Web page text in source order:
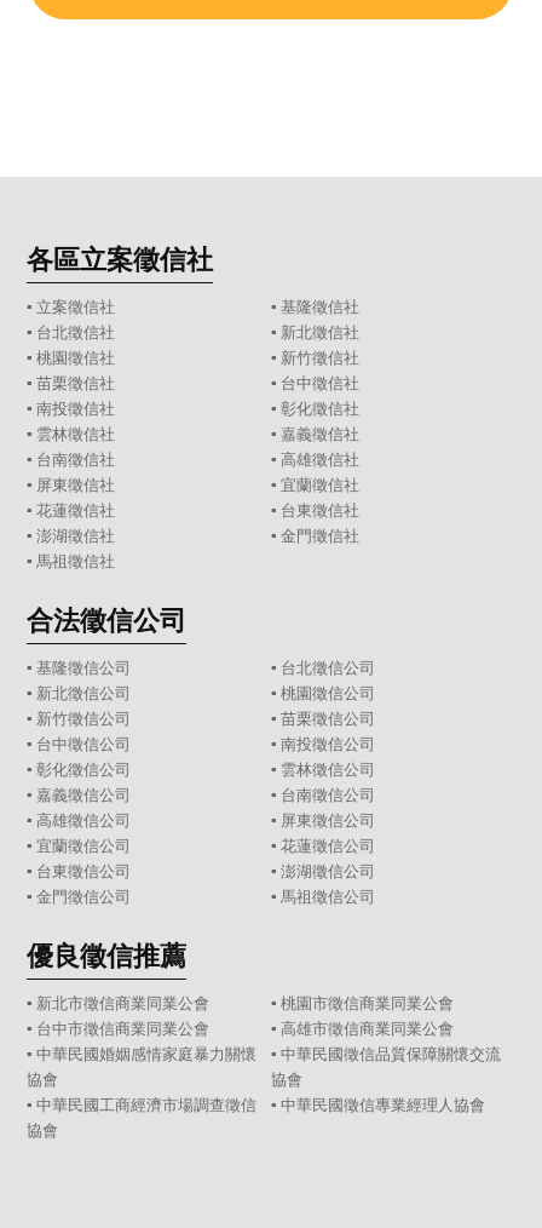
各區立案徵信社
▪ 立案徵信社 ▪ 基隆徵信社
▪ 台北徵信社 ▪ 新北徵信社
▪桃園徵信社 ▪ 新竹徵信社
▪苗栗徵信社 ▪ 台中徵信社
▪南投徵信社 ▪ 彰化徵信社
▪ 雲林徵信社 ▪ 嘉義徵信社
▪ 台南徵信社 ▪ 高雄徵信社
▪ 屏東徵信社 ▪ 宜蘭徵信社
▪花蓮徵信社 ▪ 台東徵信社
▪澎湖徵信社 ▪ 金門徵信社
▪ 馬祖徵信社
合法徵信公司
▪基隆徵信公司 ▪ 台北徵信公司
▪ 新北徵信公司 ▪ 桃園徵信公司
▪ 新竹徵信公司 ▪ 苗栗徵信公司
▪ 台中徵信公司 ▪ 南投徵信公司
▪彰化徵信公司 ▪ 雲林徵信公司
▪嘉義徵信公司 ▪ 台南徵信公司
▪高雄徵信公司 ▪ 屏東徵信公司
▪宜蘭徵信公司 ▪ 花蓮徵信公司
▪ 台東徵信公司 ▪ 澎湖徵信公司
▪金門徵信公司 ▪ 馬祖徵信公司
優良徵信推薦
▪ 新北市徵信商業同業公會
▪ 桃園市徵信商業同業公會
▪ 台中市徵信商業同業公會
▪ 高雄市徵信商業同業公會
▪ 中華民國婚姻感情家庭暴力關懷
協會
▪ 中華民國徵信品質保障關懷交流
協會
▪ 中華民國工商經濟市場調查徵信
協會
▪ 中華民國徵信專業經理人協會